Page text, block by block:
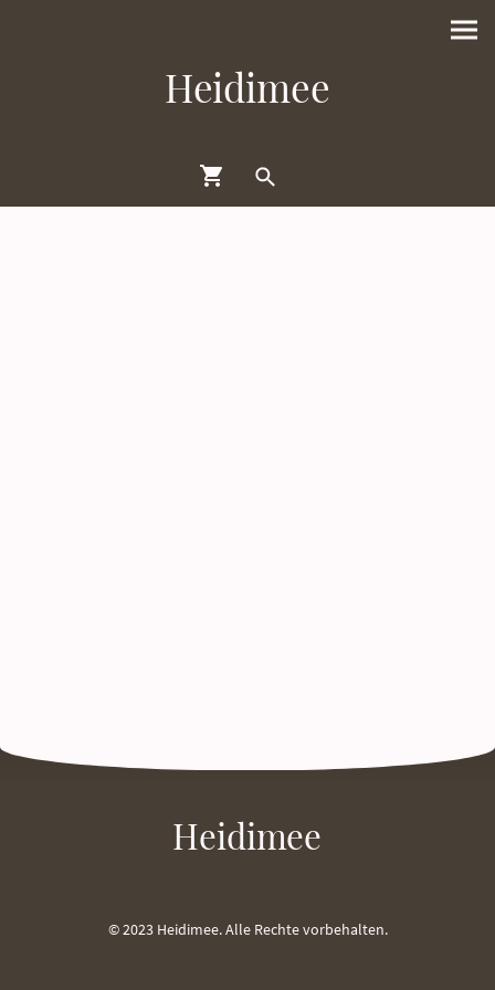
Heidimee
Heidimee
© 2023 Heidimee. Alle Rechte vorbehalten.